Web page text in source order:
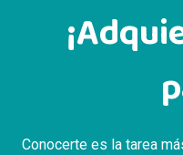
Conocerte es la tarea